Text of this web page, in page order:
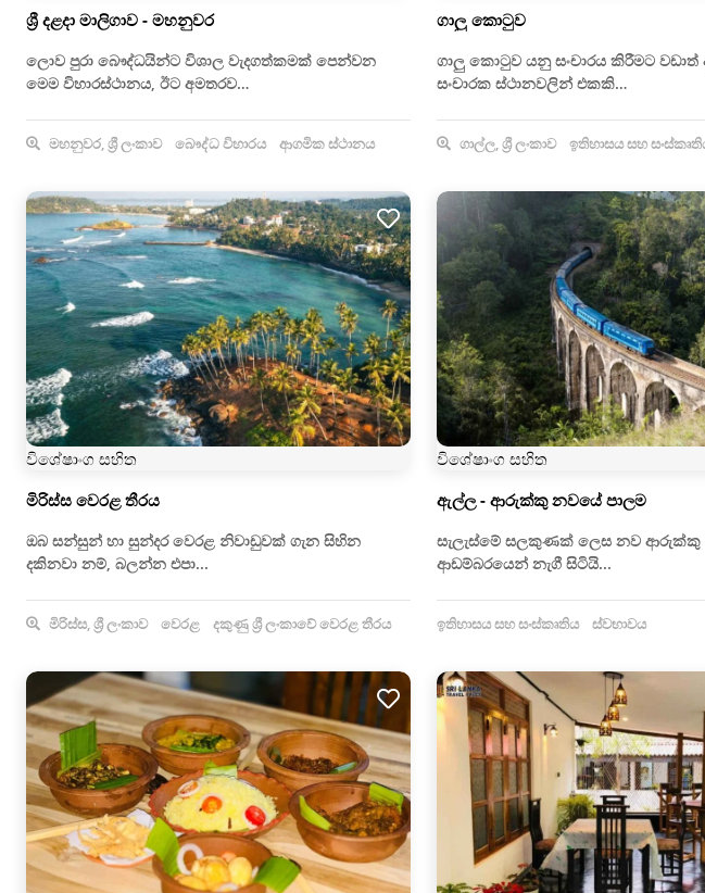
ශ්‍රී දළදා මාලිගාව - මහනුවර
ලොව පුරා බෞද්ධයින්ට විශාල වැදගත්කමක් පෙන්වන
මෙම විහාරස්ථානය, ඊට අමතරව…
මහනුවර, ශ්‍රී ලංකාව බෞද්ධ විහාරය ආගමික ස්ථානය
ගාලු කොටුව
ගාලු කොටුව යනු සංචාරය කිරීමට
සංචාරක ස්ථානවලින් එකකි…
ගාල්ල, ශ්‍රී ලංකාව ඉතිහාසය සහ
විශේෂාංග සහිත
මිරිස්ස වෙරළ තීරය
ඔබ සන්සුන් හා සුන්දර වෙරළ නිවාඩුවක් ගැන සිහින
දකිනවා නම්, බලන්න එපා...
මිරිස්ස, ශ්‍රී ලංකාව වෙරළ දකුණු ශ්‍රී ලංකාවේ වෙරළ තීරය
විශේෂාංග සහිත
ඇල්ල - ආරුක්කු නවයේ පාලම
සැලැස්මේ සලකුණක් ලෙස නව ආරුක්කු
ආඩම්බරයෙන් නැගී සිටියි...
ඉතිහාසය සහ සංස්කෘතිය ස්වභාවය